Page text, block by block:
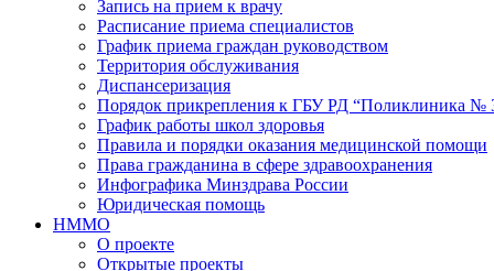
Запись на прием к врачу
Расписание приема специалистов
График приема граждан руководством
Территория обслуживания
Диспансеризация
Порядок прикрепления к ГБУ РД “Поликлиника №
График работы школ здоровья
Правила и порядки оказания медицинской помощи
Права гражданина в сфере здравоохранения
Инфографика Минздрава России
Юридическая помощь
НММО
О проекте
Открытые проекты